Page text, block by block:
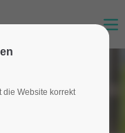
die Website korrekt